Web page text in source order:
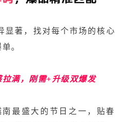
显著，找对每个市场的核心
。
拉满，刚需+升级双爆发
最盛大的节日之一，贴春